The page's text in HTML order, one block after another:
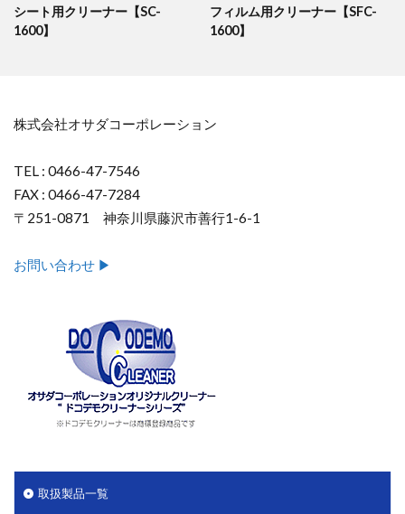
シート用クリーナー【SC-
1600】
フィルム用クリーナー【SFC-
1600】
株式会社オサダコーポレーション
TEL : 0466-47-7546
FAX : 0466-47-7284
〒251-0871 神奈川県藤沢市善行1-6-1
お問い合わせ ▶︎
取扱製品一覧